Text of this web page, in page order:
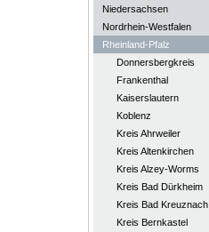
Niedersachsen
Nordrhein-Westfalen
Rheinland-Pfalz
Donnersbergkreis
Frankenthal
Kaiserslautern
Koblenz
Kreis Ahrweiler
Kreis Altenkirchen
Kreis Alzey-Worms
Kreis Bad Dürkheim
Kreis Bad Kreuznach
Kreis Bernkastel